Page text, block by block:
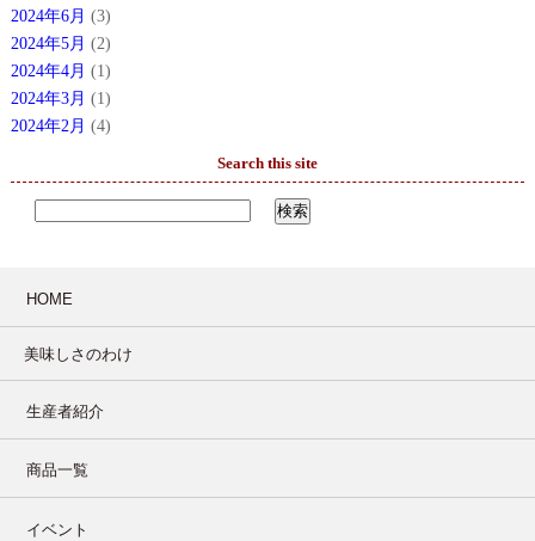
2024年6月 (3)
2024年5月 (2)
2024年4月 (1)
2024年3月 (1)
2024年2月 (4)
Search this site
HOME
美味しさのわけ
生産者紹介
商品一覧
イベント